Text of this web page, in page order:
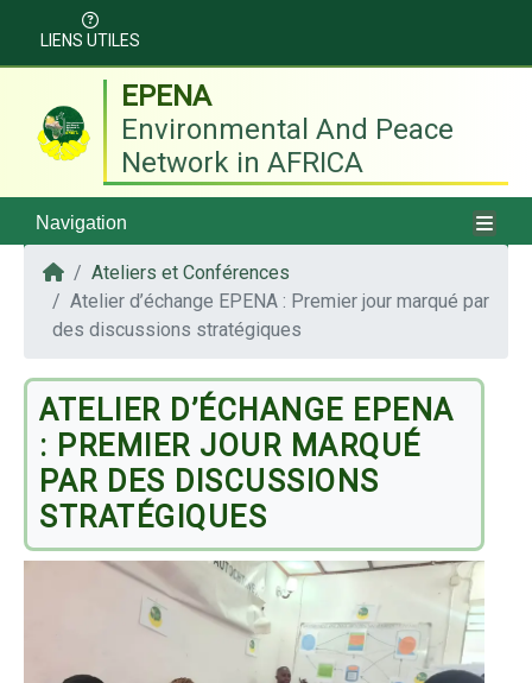
LIENS UTILES
EPENA
Environmental And Peace
Network in AFRICA
Navigation
Ateliers et Conférences
Atelier d’échange EPENA : Premier jour marqué par
des discussions stratégiques
ATELIER D’ÉCHANGE EPENA
: PREMIER JOUR MARQUÉ
PAR DES DISCUSSIONS
STRATÉGIQUES